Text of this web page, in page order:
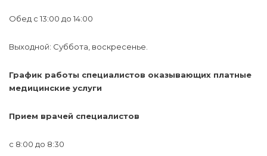
Обед с 13:00 до 14:00
Выходной: Суббота, воскресенье.
График работы специалистов оказывающих платные
медицинские услуги
Прием врачей специалистов
с 8:00 до 8:30